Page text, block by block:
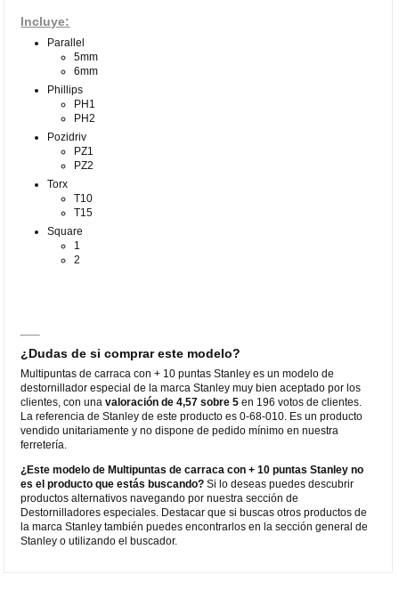
Incluye:
Parallel
5mm
6mm
Phillips
PH1
PH2
Pozidriv
PZ1
PZ2
Torx
T10
T15
Square
1
2
¿Dudas de si comprar este modelo?
Multipuntas de carraca con + 10 puntas Stanley es un modelo de
destornillador especial de la marca Stanley muy bien aceptado por los
clientes, con unavaloración de 4,57 sobre 5 en 196 votos de clientes.
La referencia de Stanley de este producto es 0-68-010. Es un producto
vendido unitariamente y no dispone de pedido mínimo en nuestra
ferretería.
¿Este modelo de Multipuntas de carraca con + 10 puntas Stanley no
es el producto que estás buscando? Si lo deseas puedes descubrir
productos alternativos navegando por nuestra sección de
Destornilladores especiales. Destacar que si buscas otros productos de
la marca Stanley también puedes encontrarlos en la sección general de
Stanley o utilizando el buscador.